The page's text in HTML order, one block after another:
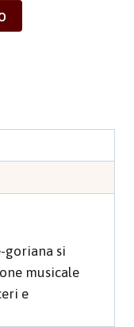
goriana si
musicale
e